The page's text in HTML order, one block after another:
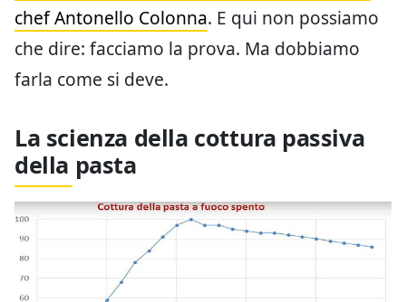
chef Antonello Colonna. E qui non possiamo
che dire: facciamo la prova. Ma dobbiamo
farla come si deve.
La scienza della cottura passiva
della pasta